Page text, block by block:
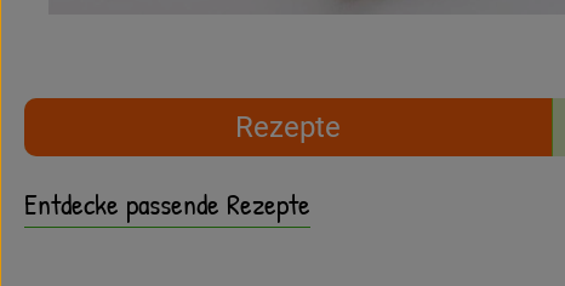
Rezepte
Entdecke passende Rezepte